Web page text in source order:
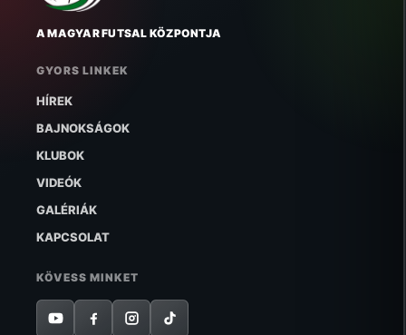
A MAGYAR FUTSAL KÖZPONTJA
GYORS LINKEK
HÍREK
BAJNOKSÁGOK
KLUBOK
VIDEÓK
GALÉRIÁK
KAPCSOLAT
KÖVESS MINKET